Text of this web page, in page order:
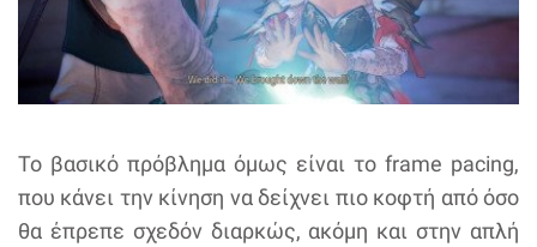
Το βασικό πρόβλημα όμως είναι το frame pacing,
που κάνει την κίνηση να δείχνει πιο κοφτή από όσο
θα έπρεπε σχεδόν διαρκώς, ακόμη και στην απλή